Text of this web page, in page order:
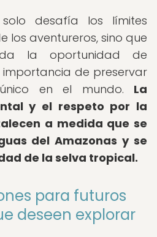
desafía los límites
los aventureros, sino que
la oportunidad de
importancia de preservar
en el mundo. La
y el respeto por la
a medida que se
del Amazonas y se
de la selva tropical.
para futuros
deseen explorar